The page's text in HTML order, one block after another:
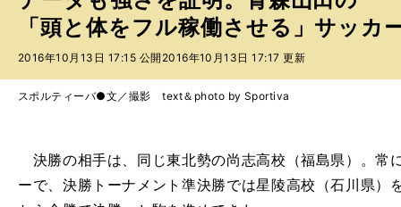
ポ
ィ
ー
バ
「頭と体をフル稼働させる」サッカ
2016年10月13日 17:15 公開 2016年10月13日 17:17 更新
スポルティーバ●文／撮影 text＆photo by Sportiva
決勝の相手は、同じ東北勢の尚志高校（福島県）。常
ーで、決勝トーナメント準決勝では星陵高校（石川県